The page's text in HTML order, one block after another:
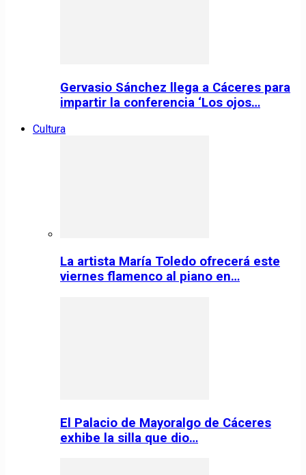
Gervasio Sánchez llega a Cáceres para
impartir la conferencia ‘Los ojos…
Cultura
La artista María Toledo ofrecerá este
viernes flamenco al piano en…
El Palacio de Mayoralgo de Cáceres
exhibe la silla que dio…